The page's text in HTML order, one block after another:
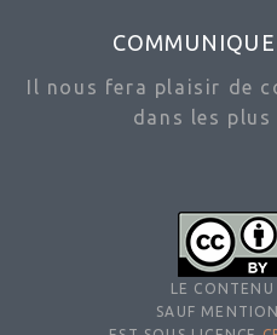
Il nous fera plaisir de
dans les
LE
SAUF